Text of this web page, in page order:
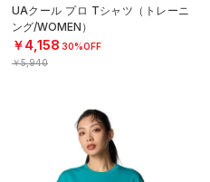
UAクール プロ Tシャツ（トレーニ
ング/WOMEN）
￥4,158 30%OFF
￥5,940